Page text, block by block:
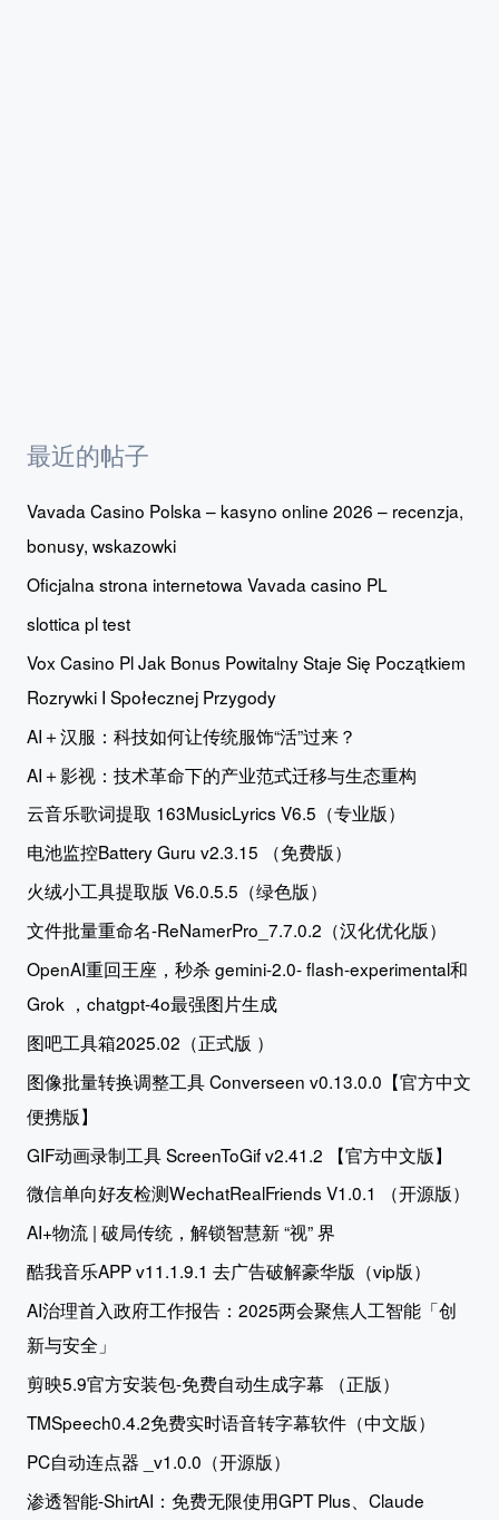
最近的帖子
Vavada Casino Polska – kasyno online 2026 – recenzja,
bonusy, wskazowki
Oficjalna strona internetowa Vavada casino PL
slottica pl test
Vox Casino Pl Jak Bonus Powitalny Staje Się Początkiem
Rozrywki I Społecznej Przygody
AI＋汉服：科技如何让传统服饰“活”过来？
AI＋影视：技术革命下的产业范式迁移与生态重构
云音乐歌词提取 163MusicLyrics V6.5（专业版）
电池监控Battery Guru v2.3.15 （免费版）
火绒小工具提取版 V6.0.5.5（绿色版）
文件批量重命名-ReNamerPro_7.7.0.2（汉化优化版）
OpenAI重回王座，秒杀 gemini-2.0- flash-experimental和
Grok ，chatgpt-4o最强图片生成
图吧工具箱2025.02（正式版 ）
图像批量转换调整工具 Converseen v0.13.0.0【官方中文
便携版】
GIF动画录制工具 ScreenToGif v2.41.2 【官方中文版】
微信单向好友检测WechatRealFriends V1.0.1 （开源版）
AI+物流 | 破局传统，解锁智慧新 “视” 界
酷我音乐APP v11.1.9.1 去广告破解豪华版（vip版）
AI治理首入政府工作报告：2025两会聚焦人工智能「创
新与安全」
剪映5.9官方安装包-免费自动生成字幕 （正版）
TMSpeech0.4.2免费实时语音转字幕软件（中文版）
PC自动连点器 _v1.0.0（开源版）
渗透智能-ShirtAI：免费无限使用GPT Plus、Claude